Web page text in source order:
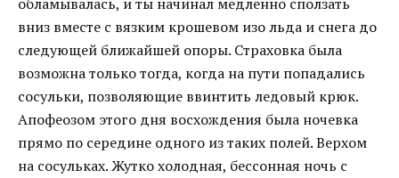
вниз вместе с вязким крошевом изо льда и снега до
следующей ближайшей опоры. Страховка была
возможна только тогда, когда на пути попадались
сосульки, позволяющие ввинтить ледовый крюк.
Апофеозом этого дня восхождения была ночевка
прямо по середине одного из таких полей. Верхом
на сосульках. Жутко холодная, бессонная ночь с